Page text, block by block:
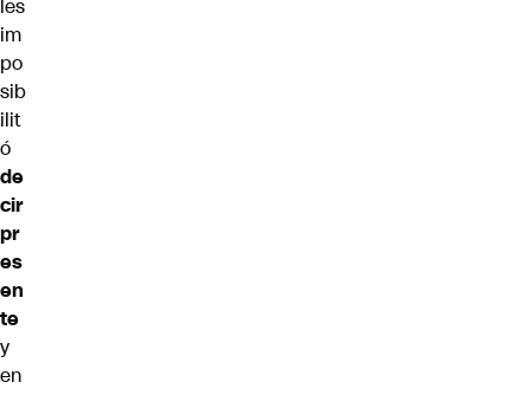
les
im
po
sib
ilit
ó
de
cir
pr
es
en
te
y
en